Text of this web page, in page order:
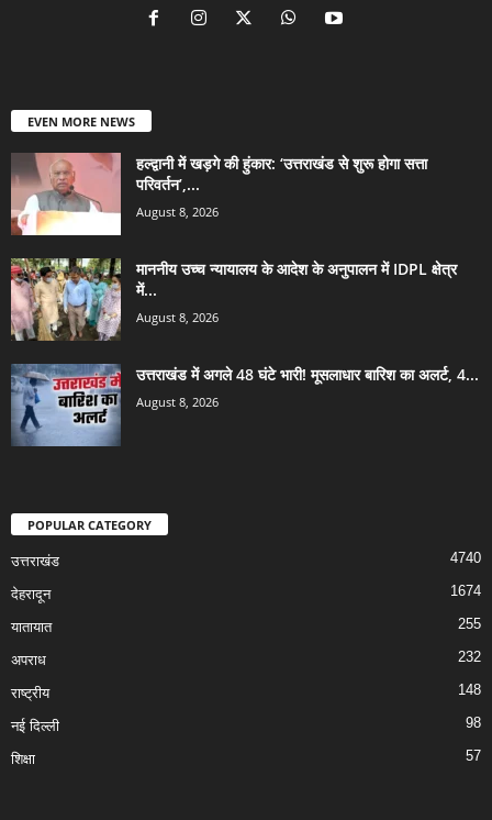
EVEN MORE NEWS
हल्द्वानी में खड़गे की हुंकार: ‘उत्तराखंड से शुरू होगा सत्ता
परिवर्तन’,...
August 8, 2026
माननीय उच्च न्यायालय के आदेश के अनुपालन में IDPL क्षेत्र
में...
August 8, 2026
उत्तराखंड में अगले 48 घंटे भारी! मूसलाधार बारिश का अलर्ट, 4...
August 8, 2026
POPULAR CATEGORY
उत्तराखंड 4740
देहरादून 1674
यातायात 255
अपराध 232
राष्ट्रीय 148
नई दिल्ली 98
शिक्षा 57